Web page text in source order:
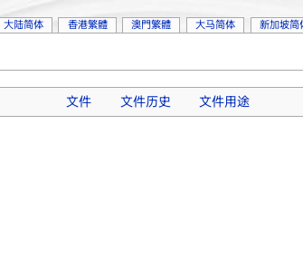
文件 文件历史 文件用途
大陆简体 香港繁體 澳門繁體 大马简体 新加坡简